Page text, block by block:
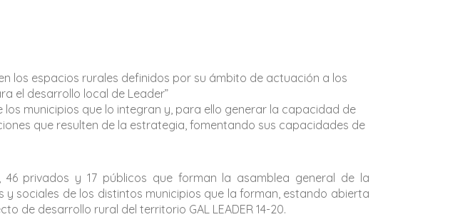
los espacios rurales definidos por su ámbito de actuación a los
el desarrollo local de Leader”
municipios que lo integran y, para ello generar la capacidad de
que resulten de la estrategia, fomentando sus capacidades de
privados y 17 públicos que forman la asamblea general de la
sociales de los distintos municipios que la forman, estando abierta
de desarrollo rural del territorio GAL LEADER 14-20.